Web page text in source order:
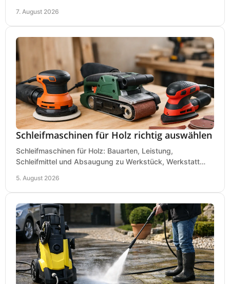
7. August 2026
Schleifmaschinen für Holz richtig auswählen
Schleifmaschinen für Holz: Bauarten, Leistung,
Schleifmittel und Absaugung zu Werkstück, Werkstatt
5. August 2026